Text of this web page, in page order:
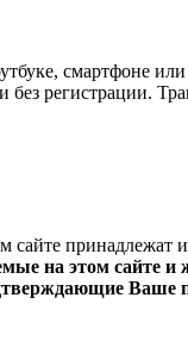
смартфоне
регистрации.
принадлежат
на этом сайте и
Ваше